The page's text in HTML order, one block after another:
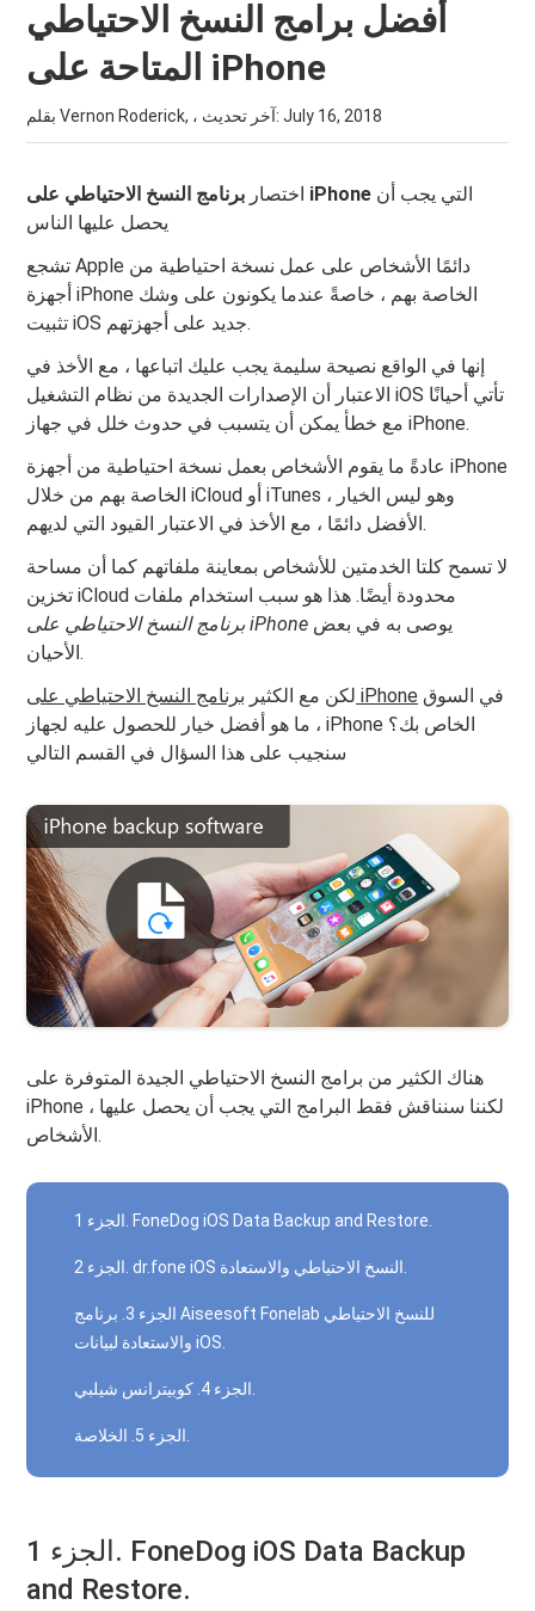
أفضل برامج النسخ الاحتياطي
المتاحة على iPhone
بقلم Vernon Roderick, ، آخر تحديث:July 16, 2018
اختصار برنامج النسخ الاحتياطي على iPhone
يحصل عليها الناس
تشجع Apple دائمًا الأشخاص على عمل نسخة احتياطية من
أجهزة iPhone الخاصة بهم ، خاصةً عندما يكونون على وشك
تثبيت iOS جديد على أجهزتهم.
إنها في الواقع نصيحة سليمة يجب عليك اتباعها ، مع الأخذ في
الاعتبار أن الإصدارات الجديدة من نظام التشغيل iOS تأتي أحيانًا
مع خطأ يمكن أن يتسبب في حدوث خلل في جهاز iPhone.
عادةً ما يقوم الأشخاص بعمل نسخة احتياطية من أجهزة iPhone
الخاصة بهم من خلال iCloud أو iTunes ، وهو ليس الخيار
الأفضل دائمًا ، مع الأخذ في الاعتبار القيود التي لديهم.
لا تسمح كلتا الخدمتين للأشخاص بمعاينة ملفاتهم كما أن مساحة
تخزين iCloud محدودة أيضًا. هذا هو سبب استخدام ملفات
برنامج النسخ الاحتياطي على iPhone
الأحيان.
لكن مع الكثير برنامج النسخ الاحتياطي على iPhone في السوق
، ما هو أفضل خيار للحصول عليه لجهاز iPhone الخاص بك؟
سنجيب على هذا السؤال في القسم التالي
هناك الكثير من برامج النسخ الاحتياطي الجيدة المتوفرة على
iPhone ، لكننا سنناقش فقط البرامج التي يجب أن يحصل عليها
الأشخاص.
الجزء 1. FoneDog iOS Data Backup and Restore.
الجزء 3. برنامج Aiseesoft Fonelab للنسخ الاحتياطي
والاستعادة لبيانات iOS.
الجزء 1. FoneDog iOS Data Backup
and Restore.